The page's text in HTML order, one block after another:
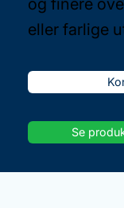
og finere
eller farlige
Se